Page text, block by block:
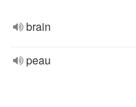
brain
peau